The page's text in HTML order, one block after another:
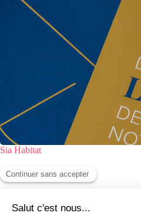
Sia Habitat
Livre anniversaire